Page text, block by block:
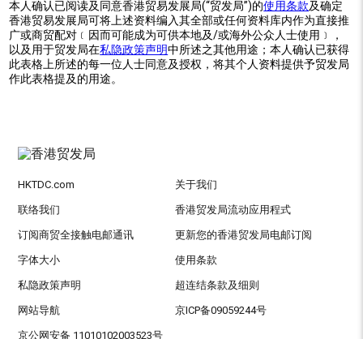
本人确认已阅读及同意香港贸易发展局(“贸发局”)的使用条款及确定
香港贸易发展局可将上述资料编入其全部或任何资料库内作为直接推
广或商贸配对﹝因而可能成为可供本地及/或海外公众人士使用﹞，
以及用于贸发局在私隐政策声明中所述之其他用途；本人确认已获得
此表格上所述的每一位人士同意及授权，将其个人资料提供予贸发局
作此表格提及的用途。
HKTDC.com 关于我们
联络我们 香港贸发局流动应用程式
订阅商贸全接触电邮通讯 更新您的香港贸发局电邮订阅
字体大小 使用条款
私隐政策声明 超连结条款及细则
网站导航 京ICP备09059244号
京公网安备 11010102003523号